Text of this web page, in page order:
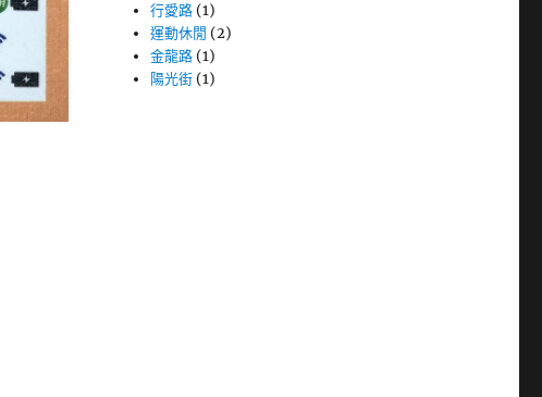
行愛路 (1)
運動休閒 (2)
金龍路 (1)
陽光街 (1)